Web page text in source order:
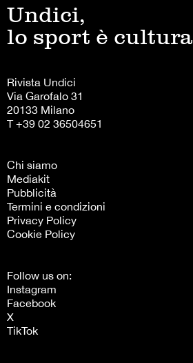
Undici,
lo sport è cultura
Rivista Undici
Via Garofalo 31
20133 Milano
T +39 02 36504651
Chi siamo
Mediakit
Pubblicità
Termini e condizioni
Privacy Policy
Cookie Policy
Follow us on:
Instagram
Facebook
X
TikTok